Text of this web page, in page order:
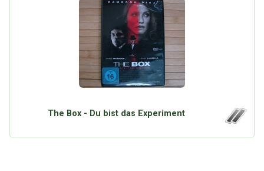
The Box - Du bist das Experiment